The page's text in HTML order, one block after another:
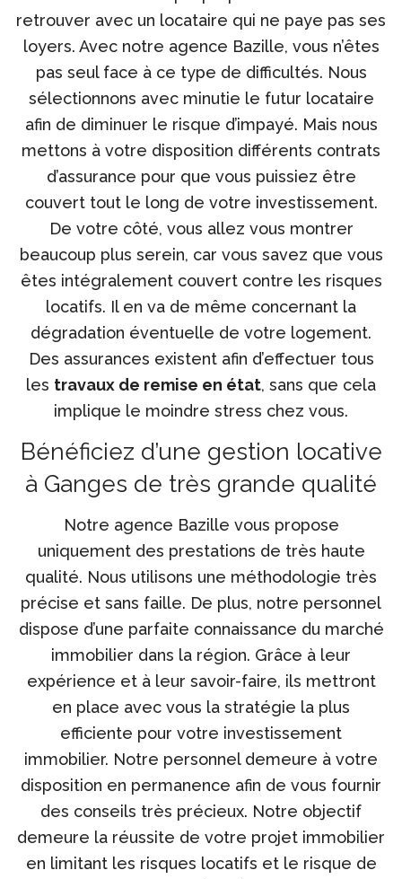
retrouver avec un locataire qui ne paye pas ses
loyers. Avec notre agence Bazille, vous n’êtes
pas seul face à ce type de difficultés. Nous
sélectionnons avec minutie le futur locataire
afin de diminuer le risque d’impayé. Mais nous
mettons à votre disposition différents contrats
d’assurance pour que vous puissiez être
couvert tout le long de votre investissement.
De votre côté, vous allez vous montrer
beaucoup plus serein, car vous savez que vous
êtes intégralement couvert contre les risques
locatifs. Il en va de même concernant la
dégradation éventuelle de votre logement.
Des assurances existent afin d’effectuer tous
les travaux de remise en état, sans que cela
implique le moindre stress chez vous.
Bénéficiez d’une gestion locative
à Ganges de très grande qualité
Notre agence Bazille vous propose
uniquement des prestations de très haute
qualité. Nous utilisons une méthodologie très
précise et sans faille. De plus, notre personnel
dispose d’une parfaite connaissance du marché
immobilier dans la région. Grâce à leur
expérience et à leur savoir-faire, ils mettront
en place avec vous la stratégie la plus
efficiente pour votre investissement
immobilier. Notre personnel demeure à votre
disposition en permanence afin de vous fournir
des conseils très précieux. Notre objectif
demeure la réussite de votre projet immobilier
en limitant les risques locatifs et le risque de